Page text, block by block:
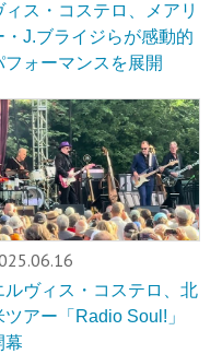
ィス・コステロ、メアリ
・J.ブライジらが感動的
フォーマンスを展開
ルヴィス・コステロ、北
ツアー「Radio Soul!」
幕